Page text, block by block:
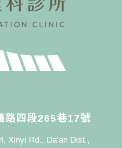
路四段265巷17號
Xinyi Rd., Da’an Dist.,